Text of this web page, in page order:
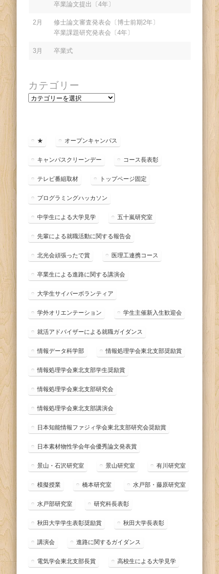
卒業論文提出〔4年〕
2月
修士論文審査発表会〔博士前期2年〕
卒業課題研究発表会〔4年〕
3月 卒業式
カテゴリー
カ
ー ★ オープンキャンパス
キャンパスクリーンデー コース長表彰
テレビ番組取材 トップページ固定
プログラミングハッカソン
中学生による大学見学 五十嵐研究室
先輩による就職活動に関する報告会
北光会頑張ったで賞 医理工連携コース
卒業生による進路に関する講演会
大学生サイバーボランティア
学外オリエンテーション 学生主催新入生歓迎会
就活アドバイザーによる就職ガイダンス
情報データ科学部 情報処理学会東北支部奨励賞
情報処理学会東北支部学生奨励賞
情報処理学会東北支部研究会
情報処理学会東北支部講演会
日本知能情報ファジィ学会東北支部研究会奨励賞
日本素材物性学会年会優秀論文発表賞
景山・石沢研究室 景山研究室 有川研究室
模擬授業 橋本研究室 水戸部・藤原研究室
水戸部研究室 研究科長表彰
秋田大学学生表彰奨励賞 秋田大学長表彰
講演会 進路に関するガイダンス
電気学会東北支部長賞 高校生による大学見学